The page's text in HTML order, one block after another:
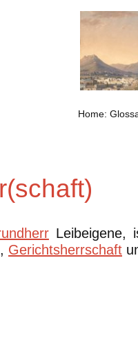
Home:
Leibeigene,
Gerichtsherrschaft